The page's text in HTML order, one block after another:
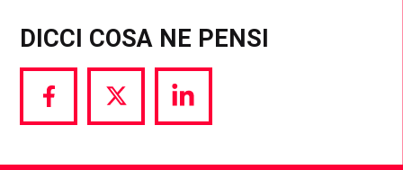
DICCI COSA NE PENSI
Share
via
Share
via
Share
via